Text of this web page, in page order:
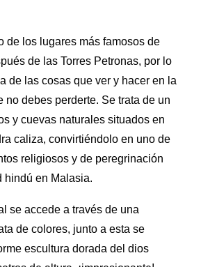
de los lugares más famosos de
de las Torres Petronas, por lo
de las cosas que ver y hacer en la
no debes perderte. Se trata de un
y cuevas naturales situados en
caliza, convirtiéndolo en uno de
religiosos y de peregrinación
hindú en Malasia.
se accede a través de una
de colores, junto a esta se
escultura dorada del dios